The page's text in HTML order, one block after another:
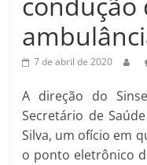
7 de abril de 2020
A direção do
Secretário de
Silva, um ofício em
o ponto eletrônico